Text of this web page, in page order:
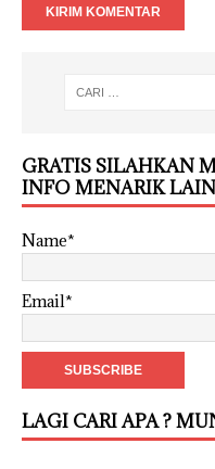
GRATIS SILAHKAN
INFO MENARIK
Name*
Email*
LAGI CARI APA ?